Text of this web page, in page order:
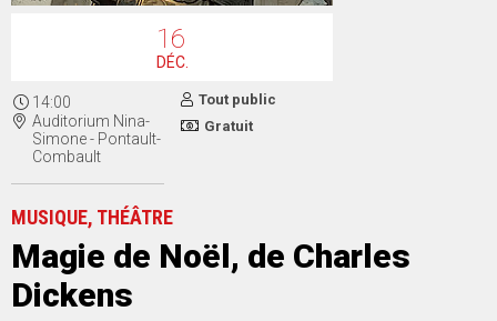
16
DÉC.
14:00
Auditorium Nina-
Simone - Pontault-
Combault
Tout public
Gratuit
MUSIQUE, THÉÂTRE
Magie de Noël, de Charles
Dickens